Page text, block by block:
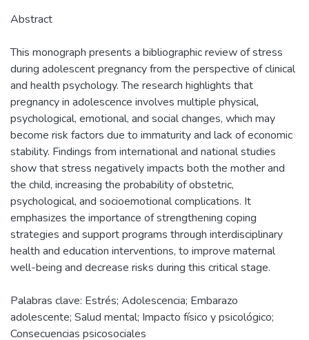
Abstract
This monograph presents a bibliographic review of stress
during adolescent pregnancy from the perspective of clinical
and health psychology. The research highlights that
pregnancy in adolescence involves multiple physical,
psychological, emotional, and social changes, which may
become risk factors due to immaturity and lack of economic
stability. Findings from international and national studies
show that stress negatively impacts both the mother and
the child, increasing the probability of obstetric,
psychological, and socioemotional complications. It
emphasizes the importance of strengthening coping
strategies and support programs through interdisciplinary
health and education interventions, to improve maternal
well-being and decrease risks during this critical stage.
Palabras clave: Estrés; Adolescencia; Embarazo
adolescente; Salud mental; Impacto físico y psicológico;
Consecuencias psicosociales